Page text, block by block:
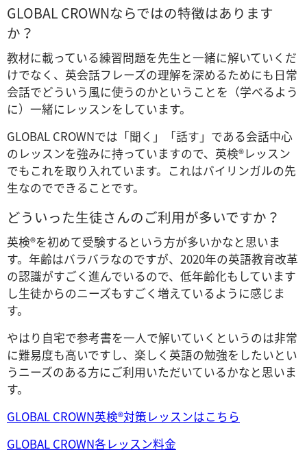
GLOBAL CROWNならではの特徴はあります
か？
教材に載っている練習問題を先生と一緒に解いていくだ
けでなく、英会話フレーズの理解を深めるためにも日常
会話でどういう風に使うのかということを（学べるよう
に）一緒にレッスンをしています。
GLOBAL CROWNでは「聞く」「話す」である会話中心
のレッスンを強みに持っていますので、英検®レッスン
でもこれを取り入れています。これはバイリンガルの先
生なのでできることです。
どういった生徒さんのご利用が多いですか？
英検®を初めて受験するという方が多いかなと思いま
す。年齢はバラバラなのですが、2020年の英語教育改革
の認識がすごく進んでいるので、低年齢化もしています
し生徒からのニーズもすごく増えているように感じま
す。
やはり自宅で参考書を一人で解いていくというのは非常
に難易度も高いですし、楽しく英語の勉強をしたいとい
うニーズのある方にご利用いただいているかなと思いま
す。
GLOBAL CROWN英検®対策レッスンはこちら
GLOBAL CROWN各レッスン料金